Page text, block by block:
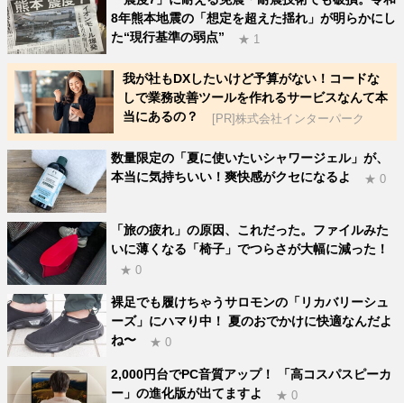
8年熊本地震の「想定を超えた揺れ」が明らかにし
た“現行基準の弱点”
★ 1
我が社もDXしたいけど予算がない！コードな
しで業務改善ツールを作れるサービスなんて本
当にあるの？
[PR]株式会社インターパーク
数量限定の「夏に使いたいシャワージェル」が、
本当に気持ちいい！爽快感がクセになるよ
★ 0
「旅の疲れ」の原因、これだった。ファイルみた
いに薄くなる「椅子」でつらさが大幅に減った！
★ 0
裸足でも履けちゃうサロモンの「リカバリーシュ
ーズ」にハマり中！ 夏のおでかけに快適なんだよ
ね〜
★ 0
2,000円台でPC音質アップ！ 「高コスパスピーカ
ー」の進化版が出てますよ
★ 0